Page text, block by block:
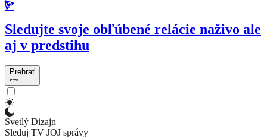
Sledujte svoje obľúbené relácie naživo ale
aj v predstihu
Prehrať
Svetlý Dizajn
Sleduj TV JOJ správy